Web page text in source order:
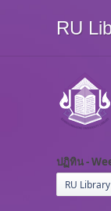
RU
ปฏิทิน -
RU